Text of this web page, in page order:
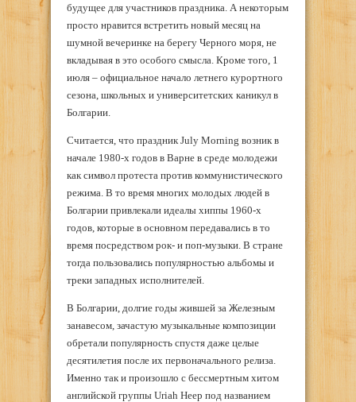
будущее для участников праздника. А некоторым
просто нравится встретить новый месяц на
шумной вечеринке на берегу Черного моря, не
вкладывая в это особого смысла. Кроме того, 1
июля – официальное начало летнего курортного
сезона, школьных и университетских каникул в
Болгарии.
Считается, что праздник July Morning возник в
начале 1980-х годов в Варне в среде молодежи
как символ протеста против коммунистического
режима. В то время многих молодых людей в
Болгарии привлекали идеалы хиппы 1960-х
годов, которые в основном передавались в то
время посредством рок- и поп-музыки. В стране
тогда пользовались популярностью альбомы и
треки западных исполнителей.
В Болгарии, долгие годы жившей за Железным
занавесом, зачастую музыкальные композиции
обретали популярность спустя даже целые
десятилетия после их первоначального релиза.
Именно так и произошло с бессмертным хитом
английской группы Uriah Heep под названием